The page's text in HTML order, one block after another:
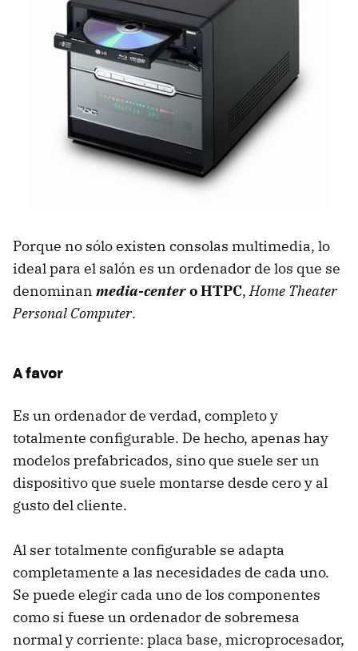
Porque no sólo existen consolas multimedia, lo
ideal para el salón es un ordenador de los que se
denominan media-centero HTPC,Home Theater
Personal Computer.
A favor
Es un ordenador de verdad, completo y
totalmente configurable. De hecho, apenas hay
modelos prefabricados, sino que suele ser un
dispositivo que suele montarse desde cero y al
gusto del cliente.
Al ser totalmente configurable se adapta
completamente a las necesidades de cada uno.
Se puede elegir cada uno de los componentes
como si fuese un ordenador de sobremesa
normal y corriente: placa base, microprocesador,